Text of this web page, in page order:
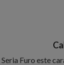
Seria Furo este